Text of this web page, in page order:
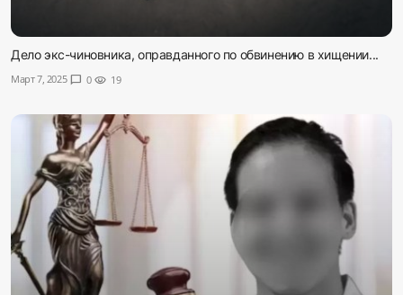
Дело экс-чиновника, оправданного по обвинению в хищении...
Март 7, 2025 chat_bubble 0 visibility 19